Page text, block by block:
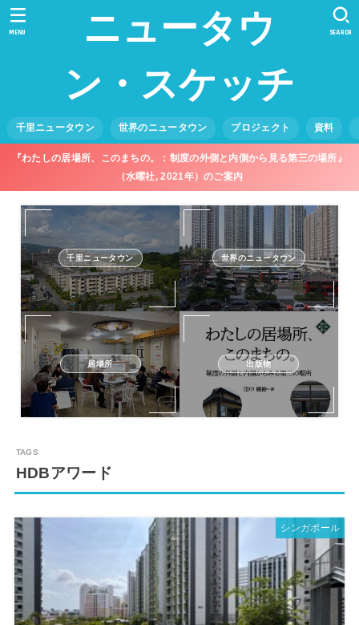
ニュータウ
ン・スケッチ
千里ニュータウン 世界のニュータウン プロジェクト 資料
SEARCH
MENU
『わたしの居場所、このまちの。：制度の外側と内側から見る第三の場所』
（水曜社, 2021年）のご案内
千里ニュータウン 世界のニュータウン
居場所 出版物
HDBアワード
シンガポール